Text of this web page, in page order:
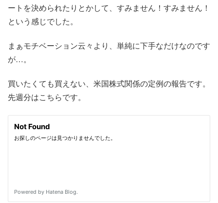
ートを決められたりとかして、すみません！すみません！
という感じでした。
まぁモチベーション云々より、単純に下手なだけなのです
が…。
買いたくても買えない、米国株式関係の定例の報告です。
先週分はこちらです。